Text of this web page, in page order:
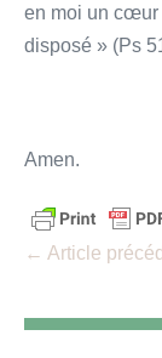
en moi un cœur
disposé » (Ps
Amen.
Navigation
← Article